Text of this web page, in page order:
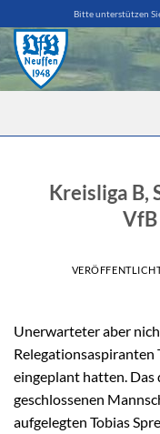
Inhalt
springen
Bitte unterstützen
Kreisliga B,
Unerwarteter aber
Relegationsaspiranten
eingeplant hatten. Das
geschlossenen
aufgelegten Tobias